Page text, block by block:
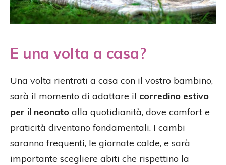
E una volta a casa?
Una volta rientrati a casa con il vostro bambino,
sarà il momento di adattare il corredino estivo
per il neonato alla quotidianità, dove comfort e
praticità diventano fondamentali. I cambi
saranno frequenti, le giornate calde, e sarà
importante scegliere abiti che rispettino la